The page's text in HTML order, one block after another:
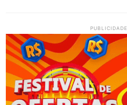
PUBLICIDADE